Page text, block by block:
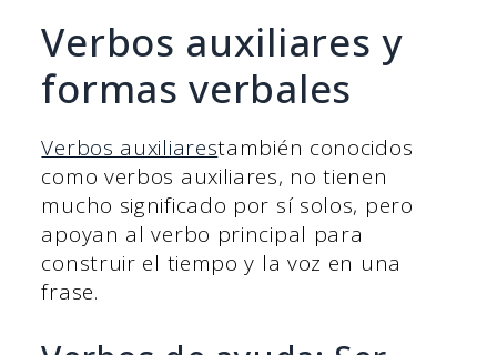
Verbos auxiliares y
formas verbales
Verbos auxiliarestambién conocidos
como verbos auxiliares, no tienen
mucho significado por sí solos, pero
apoyan al verbo principal para
construir el tiempo y la voz en una
frase.